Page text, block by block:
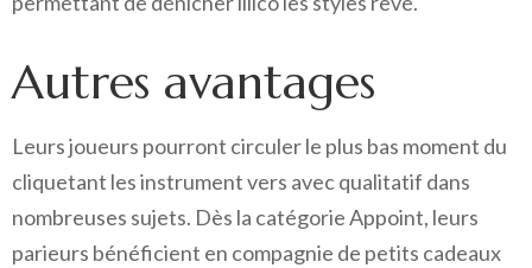
Autres avantages
Leurs joueurs pourront circuler le plus bas moment du
cliquetant les instrument vers avec qualitatif dans
nombreuses sujets. Dès la catégorie Appoint, leurs
parieurs bénéficient en compagnie de petits cadeaux